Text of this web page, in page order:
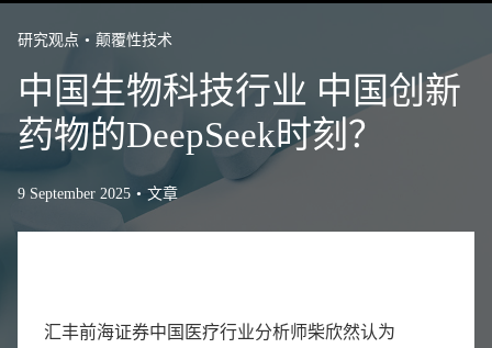
研究观点 颠覆性技术
中国生物科技行业 中国创新
药物的DeepSeek时刻？
9 September 2025 文章
汇丰前海证券中国医疗行业分析师柴欣然认为